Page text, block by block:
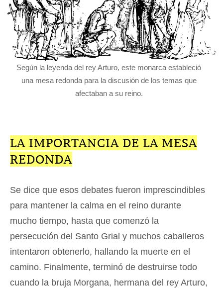
Según la leyenda del rey Arturo, este monarca estableció
una mesa redonda para la discusión de los temas que
afectaban a su reino.
LA IMPORTANCIA DE LA MESA
REDONDA
Se dice que esos debates fueron imprescindibles
para mantener la calma en el reino durante
mucho tiempo, hasta que comenzó la
persecución del Santo Grial y muchos caballeros
intentaron obtenerlo, hallando la muerte en el
camino. Finalmente, terminó de destruirse todo
cuando la bruja Morgana, hermana del rey Arturo,